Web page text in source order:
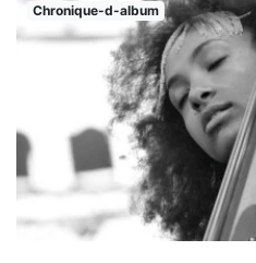
Chronique-d-album